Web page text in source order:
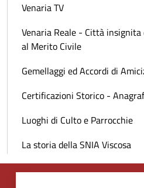
Venaria TV
Venaria Reale - Città
al Merito Civile
Gemellaggi ed Accordi di
Certificazioni Storico -
Luoghi di Culto e Parrocchie
La storia della SNIA Viscosa